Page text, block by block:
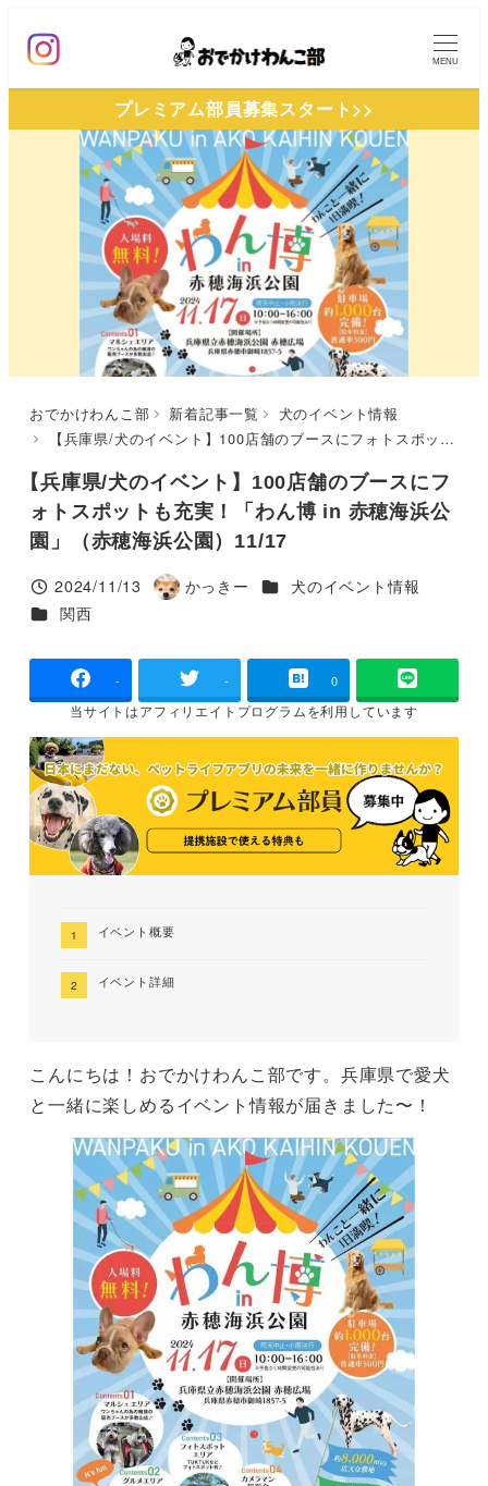
ン
MENU
プレミアム部員募集スタート>>
おでかけわんこ部 新着記事一覧
犬のイベント情報
【兵庫県/犬のイベント】100店舗のブースにフォトスポットも充実！「わん博 in 赤穂海浜公園」（赤穂海浜公園）11/17
【兵庫県/犬のイベント】100店舗のブースにフ
ォトスポットも充実！「わん博 in 赤穂海浜公
園」（赤穂海浜公園）11/17
投稿日
2024/11/13
著
かっきー カテゴリー
犬のイベント情報
カテゴリー
関西
- - 0
当サイトはアフィリエイトプログラムを利用しています
イベント概要
イベント詳細
こんにちは！おでかけわんこ部です。兵庫県で愛犬
と一緒に楽しめるイベント情報が届きました〜！